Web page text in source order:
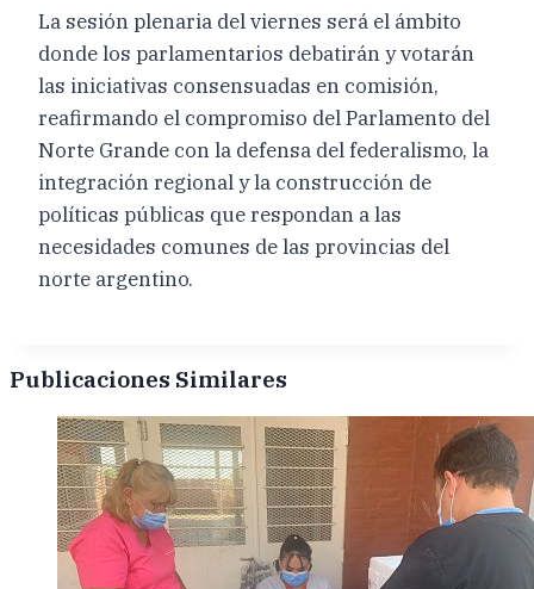
La sesión plenaria del viernes será el ámbito
donde los parlamentarios debatirán y votarán
las iniciativas consensuadas en comisión,
reafirmando el compromiso del Parlamento del
Norte Grande con la defensa del federalismo, la
integración regional y la construcción de
políticas públicas que respondan a las
necesidades comunes de las provincias del
norte argentino.
Publicaciones Similares